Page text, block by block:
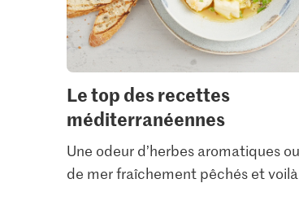
Le top des recettes
méditerranéennes
Une odeur d’herbes aromatiques
de mer fraîchement pêchés et voilà